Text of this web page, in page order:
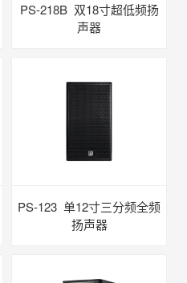
PS-218B 双18寸超低频扬
声器
PS-123 单12寸三分频全频
扬声器